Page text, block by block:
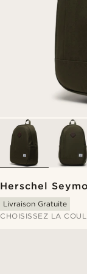
Herschel
Livraison Gratuite
CHOISISSEZ LA